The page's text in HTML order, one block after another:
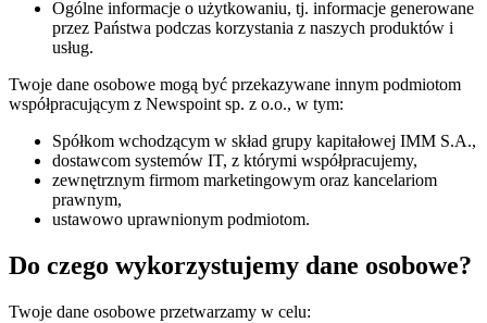
Ogólne informacje o użytkowaniu, tj. informacje generowane
przez Państwa podczas korzystania z naszych produktów i
usług.
Twoje dane osobowe mogą być przekazywane innym podmiotom
współpracującym z Newspoint sp. z o.o., w tym:
Spółkom wchodzącym w skład grupy kapitałowej IMM S.A.,
dostawcom systemów IT, z którymi współpracujemy,
zewnętrznym firmom marketingowym oraz kancelariom
prawnym,
ustawowo uprawnionym podmiotom.
Do czego wykorzystujemy dane osobowe?
Twoje dane osobowe przetwarzamy w celu: